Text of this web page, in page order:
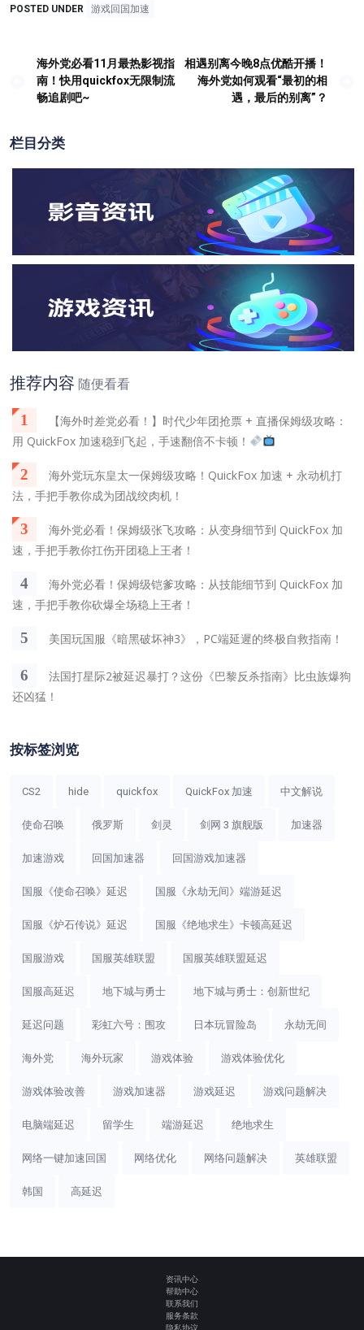
POSTED UNDER 游戏回国加速
文
章
航
海外党必看11月最热影视指
南！快用quickfox无限制流
畅追剧吧~
相遇别离今晚8点优酷开播！
海外党如何观看“最初的相
遇，最后的别离”？
栏目分类
推荐内容 随便看看
1
【海外时差党必看！】时代少年团抢票 + 直播保姆级攻略：
用 QuickFox 加速稳到飞起，手速翻倍不卡顿！
2
海外党玩东皇太一保姆级攻略！QuickFox 加速 + 永动机打
法，手把手教你成为团战绞肉机！
3
海外党必看！保姆级张飞攻略：从变身细节到 QuickFox 加
速，手把手教你扛伤开团稳上王者！
4
海外党必看！保姆级铠爹攻略：从技能细节到 QuickFox 加
速，手把手教你砍爆全场稳上王者！
5 美国玩国服《暗黑破坏神3》，PC端延遲的终极自救指南！
6
法国打星际2被延迟暴打？这份《巴黎反杀指南》比虫族爆狗
还凶猛！
按标签浏览
CS2 hide quickfox QuickFox 加速 中文解说
使命召唤 俄罗斯 剑灵 剑网 3 旗舰版 加速器
加速游戏 回国加速器 回国游戏加速器
国服《使命召唤》延迟 国服《永劫无间》端游延迟
国服《炉石传说》延迟 国服《绝地求生》卡顿高延迟
国服游戏 国服英雄联盟 国服英雄联盟延迟
国服高延迟 地下城与勇士 地下城与勇士：创新世纪
延迟问题 彩虹六号：围攻 日本玩冒险岛 永劫无间
海外党 海外玩家 游戏体验 游戏体验优化
游戏体验改善 游戏加速器 游戏延迟 游戏问题解决
电脑端延迟 留学生 端游延迟 绝地求生
网络一键加速回国 网络优化 网络问题解决 英雄联盟
韩国 高延迟
资讯中心
帮助中心
联系我们
服务条款
隐私协议